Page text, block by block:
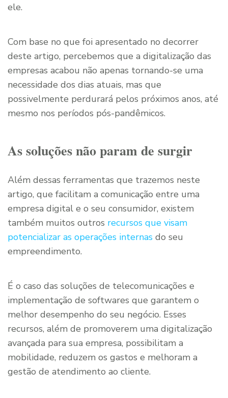
ele.
Com base no que foi apresentado no decorrer
deste artigo, percebemos que a digitalização das
empresas acabou não apenas tornando-se uma
necessidade dos dias atuais, mas que
possivelmente perdurará pelos próximos anos, até
mesmo nos períodos pós-pandêmicos.
As soluções não param de surgir
Além dessas ferramentas que trazemos neste
artigo, que facilitam a comunicação entre uma
empresa digital e o seu consumidor, existem
também muitos outros recursos que visam
potencializar as operações internas do seu
empreendimento.
É o caso das soluções de telecomunicações e
implementação de softwares que garantem o
melhor desempenho do seu negócio. Esses
recursos, além de promoverem uma digitalização
avançada para sua empresa, possibilitam a
mobilidade, reduzem os gastos e melhoram a
gestão de atendimento ao cliente.